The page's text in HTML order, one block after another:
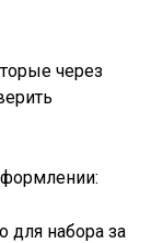
через
для набора за